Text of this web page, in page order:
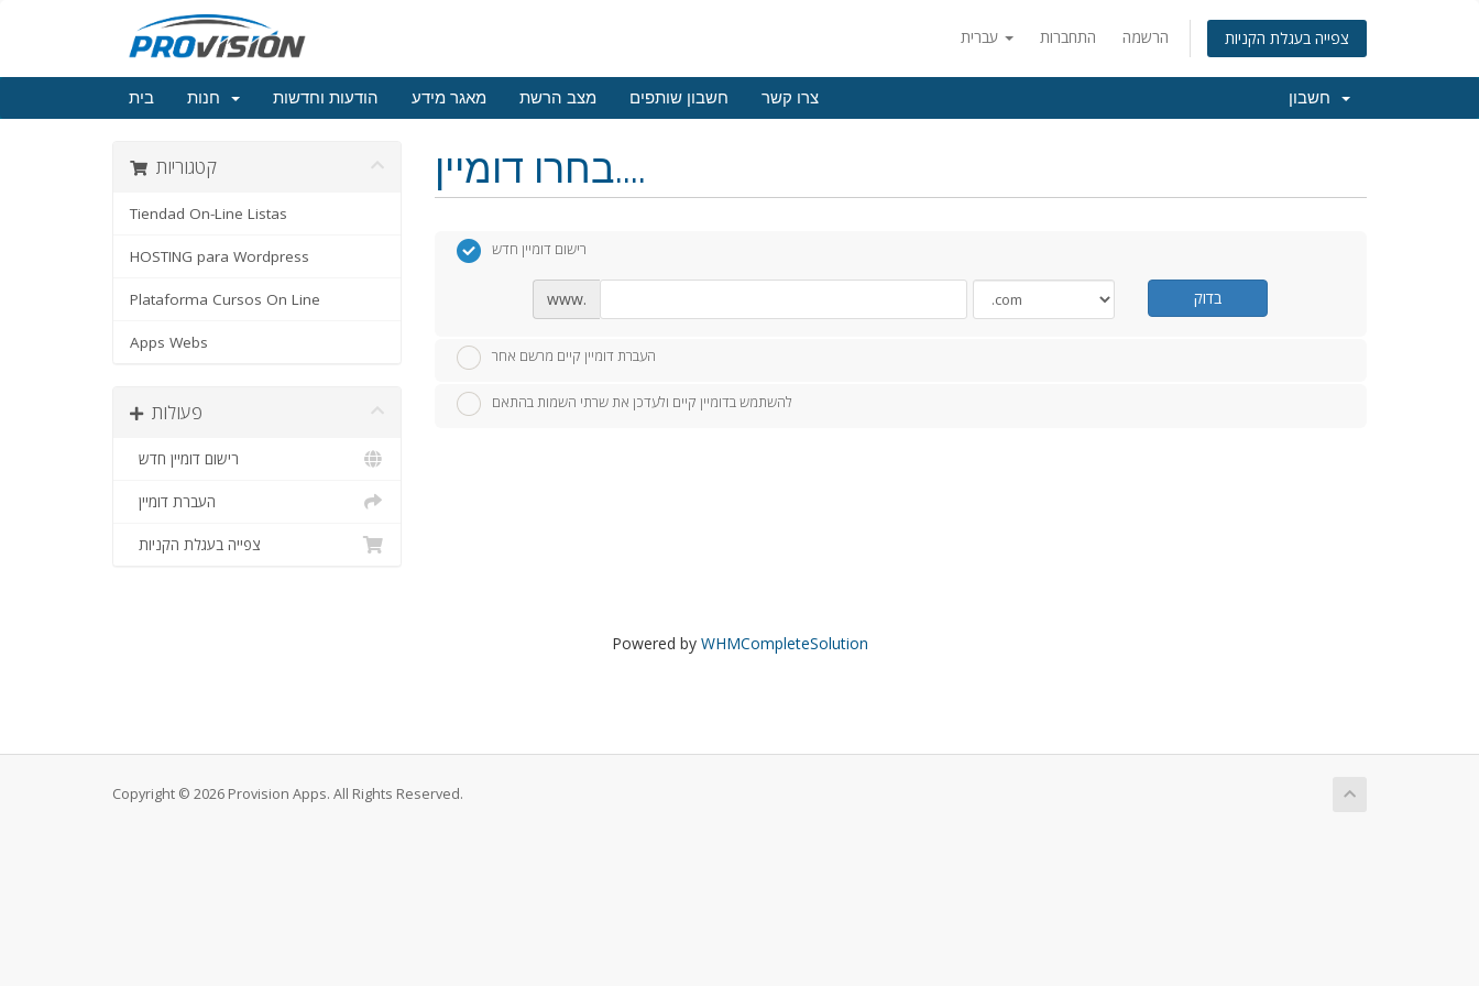
התחברות הרשמה צפייה בעגלת הקניות
בית הודעות וחדשות מאגר מידע מצב הרשת חשבון שותפים צרו קשר
בחרו דומיין.... קטגוריות
Tiendad On-Line Listas
HOSTING para Wordpress
Plataforma Cursos On Line
Apps Webs
פעולות
רישום דומיין חדש
העברת דומיין
צפייה בעגלת הקניות
רישום דומיין חדש
www. בדוק
העברת דומיין קיים מרשם אחר
להשתמש בדומיין קיים ולעדכן את שרתי השמות בהתאם
Powered by WHMCompleteSolution
Copyright © 2026 Provision Apps. All Rights Reserved.